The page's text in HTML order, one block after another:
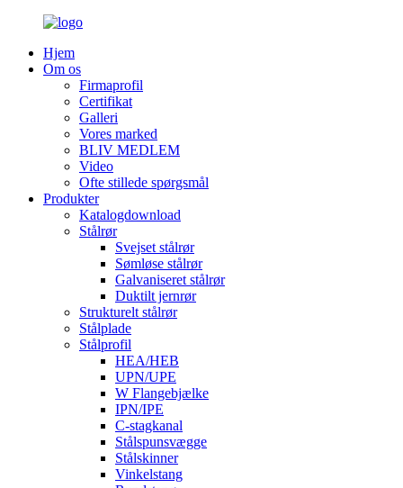
Hjem
Om os
Firmaprofil
Certifikat
Galleri
Vores marked
BLIV MEDLEM
Video
Ofte stillede spørgsmål
Produkter
Katalogdownload
Stålrør
Svejset stålrør
Sømløse stålrør
Galvaniseret stålrør
Duktilt jernrør
Strukturelt stålrør
Stålplade
Stålprofil
HEA/HEB
UPN/UPE
W Flangebjælke
IPN/IPE
C-stagkanal
Stålspunsvægge
Stålskinner
Vinkelstang